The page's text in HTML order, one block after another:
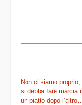
Non ci siamo
si debba fare marcia
un piatto dopo